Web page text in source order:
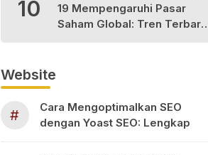
10
19 Mempengaruhi Pasar
Saham Global: Tren Terbaru
Website
#
Cara Mengoptimalkan SEO
dengan Yoast SEO: Lengkap